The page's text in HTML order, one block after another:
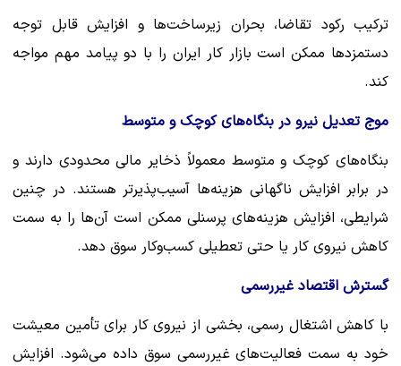
ترکیب رکود تقاضا، بحران زیرساخت‌ها و افزایش قابل توجه
دستمزدها ممکن است بازار کار ایران را با دو پیامد مهم مواجه
کند.
موج تعدیل نیرو در بنگاه‌های کوچک و متوسط
بنگاه‌های کوچک و متوسط معمولاً ذخایر مالی محدودی دارند و
در برابر افزایش ناگهانی هزینه‌ها آسیب‌پذیرتر هستند. در چنین
شرایطی، افزایش هزینه‌های پرسنلی ممکن است آن‌ها را به سمت
کاهش نیروی کار یا حتی تعطیلی کسب‌وکار سوق دهد.
گسترش اقتصاد غیررسمی
با کاهش اشتغال رسمی، بخشی از نیروی کار برای تأمین معیشت
خود به سمت فعالیت‌های غیررسمی سوق داده می‌شود. افزایش